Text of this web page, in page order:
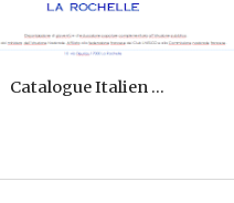
Catalogue Italien ...